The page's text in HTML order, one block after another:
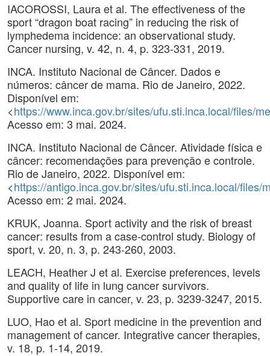
IACOROSSI, Laura et al. The effectiveness of the
sport “dragon boat racing” in reducing the risk of
lymphedema incidence: an observational study.
Cancer nursing, v. 42, n. 4, p. 323-331, 2019.
INCA. Instituto Nacional de Câncer. Dados e
números: câncer de mama. Rio de Janeiro, 2022.
Disponível em:
<https://www.inca.gov.br/sites/ufu.sti.inca.local/files/
Acesso em: 3 mai. 2024.
INCA. Instituto Nacional de Câncer. Atividade física e
câncer: recomendações para prevenção e controle.
Rio de Janeiro, 2022. Disponível em:
<https://antigo.inca.gov.br/sites/ufu.sti.inca.local/
Acesso em: 2 mai. 2024.
KRUK, Joanna. Sport activity and the risk of breast
cancer: results from a case-control study. Biology of
sport, v. 20, n. 3, p. 243-260, 2003.
LEACH, Heather J et al. Exercise preferences, levels
and quality of life in lung cancer survivors.
Supportive care in cancer, v. 23, p. 3239-3247, 2015.
LUO, Hao et al. Sport medicine in the prevention and
management of cancer. Integrative cancer therapies,
v. 18, p. 1-14, 2019.